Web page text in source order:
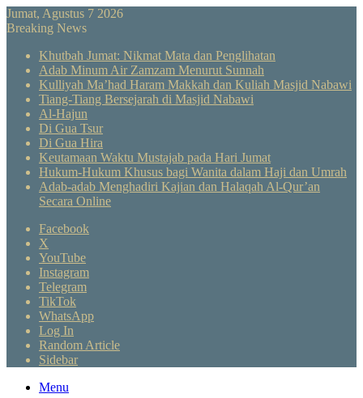
Jumat, Agustus 7 2026
Breaking News
Khutbah Jumat: Nikmat Mata dan Penglihatan
Adab Minum Air Zamzam Menurut Sunnah
Kulliyah Ma’had Haram Makkah dan Kuliah Masjid Nabawi
Tiang-Tiang Bersejarah di Masjid Nabawi
Al-Hajun
Di Gua Tsur
Di Gua Hira
Keutamaan Waktu Mustajab pada Hari Jumat
Hukum-Hukum Khusus bagi Wanita dalam Haji dan Umrah
Adab-adab Menghadiri Kajian dan Halaqah Al-Qur’an
Secara Online
Facebook
X
YouTube
Instagram
Telegram
TikTok
WhatsApp
Log In
Random Article
Sidebar
Menu